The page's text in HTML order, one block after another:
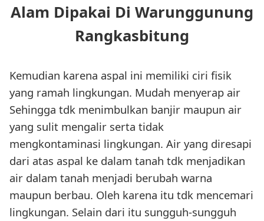
Alam Dipakai Di Warunggunung
Rangkasbitung
Kemudian karena aspal ini memiliki ciri fisik
yang ramah lingkungan. Mudah menyerap air
Sehingga tdk menimbulkan banjir maupun air
yang sulit mengalir serta tidak
mengkontaminasi lingkungan. Air yang diresapi
dari atas aspal ke dalam tanah tdk menjadikan
air dalam tanah menjadi berubah warna
maupun berbau. Oleh karena itu tdk mencemari
lingkungan. Selain dari itu sungguh-sungguh